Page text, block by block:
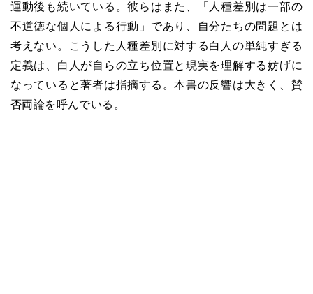
運動後も続いている。彼らはまた、「人種差別は一部の
不道徳な個人による行動」であり、自分たちの問題とは
考えない。こうした人種差別に対する白人の単純すぎる
定義は、白人が自らの立ち位置と現実を理解する妨げに
なっていると著者は指摘する。本書の反響は大きく、賛
否両論を呼んでいる。